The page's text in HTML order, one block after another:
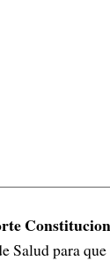
Salud para que